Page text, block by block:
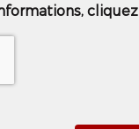
cliquez